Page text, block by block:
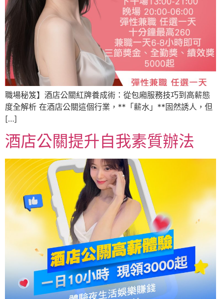
職場秘笈】酒店公關紅牌養成術：從包廂服務技巧到高薪態
度全解析 在酒店公關這個行業，**「薪水」**固然誘人，但
[…]
酒店公關提升自我素質辦法